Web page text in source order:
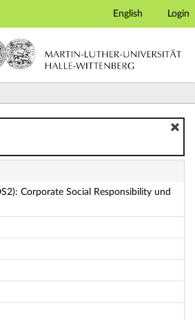
English Login
Klimawandel - Details
Corporate Social Responsibility und